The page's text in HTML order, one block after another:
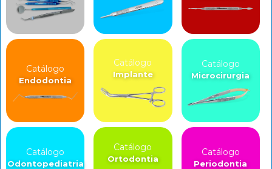
Catálogo
Endodontia
Catálogo
Implante
Catálogo
Microcirurgia
Catálogo
Odontopediatria
Catálogo
Ortodontia
Catálogo
Periodontia